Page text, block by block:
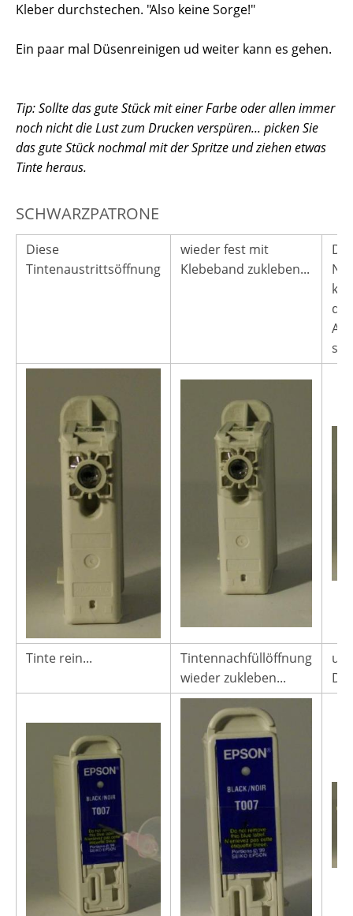
Kleber durchstechen. "Also keine Sorge!"
Ein paar mal Düsenreinigen ud weiter kann es gehen.
Tip: Sollte das gute Stück mit einer Farbe oder allen immer
noch nicht die Lust zum Drucken verspüren... picken Sie
das gute Stück nochmal mit der Spritze und ziehen etwas
Tinte heraus.
SCHWARZPATRONE
Diese
Tintenaustrittsöffnung
wieder fest mit
Klebeband zukleben...
Die
Tinte rein...
Tintennachfüllöffnung
wieder zukleben...